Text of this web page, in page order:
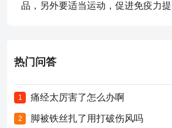
品，另外要适当运动，促进免疫力提
热门问答
1 痛经太厉害了怎么办啊
2 脚被铁丝扎了用打破伤风吗